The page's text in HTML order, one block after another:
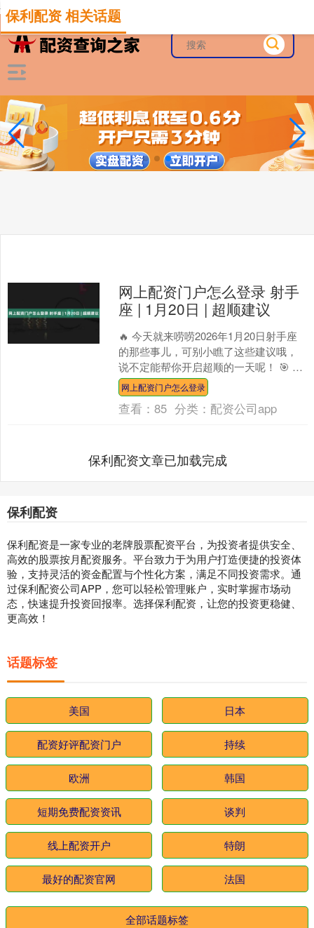
-->保利配资 相关话题
网上配资门户怎么登录 射手
座 | 1月20日 | 超顺建议
🔥 今天就来唠唠2026年1月20日射手座
的那些事儿，可别小瞧了这些建议哦，
说不定能帮你开启超顺的一天呢！ 🎯 工
作学习：思维活跃，创造力爆棚 射手座
的宝子们，....
网上配资门户怎么登录
查看：85 分类： 配资公司app
保利配资文章已加载完成
保利配资
保利配资是一家专业的老牌股票配资平台，为投资者提供安全、
高效的股票按月配资服务。平台致力于为用户打造便捷的投资体
验，支持灵活的资金配置与个性化方案，满足不同投资需求。通
过保利配资公司APP，您可以轻松管理账户，实时掌握市场动
态，快速提升投资回报率。选择保利配资，让您的投资更稳健、
更高效！
话题标签
美国 日本
配资好评配资门户 持续
欧洲 韩国
短期免费配资资讯 谈判
线上配资开户 特朗
最好的配资官网 法国
全部话题标签